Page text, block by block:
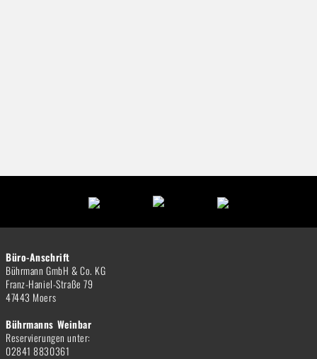
Büro-Anschrift
Bührmann GmbH & Co. KG
Franz-Haniel-Straße 79
47443 Moers
Bührmanns Weinbar
Reservierungen unter:
02841 8830361